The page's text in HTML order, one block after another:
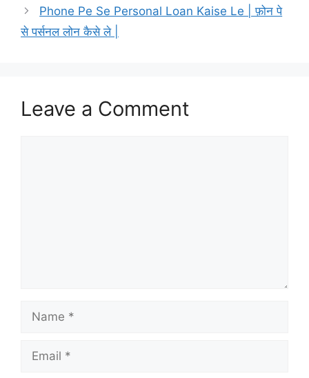
Phone Pe Se Personal Loan Kaise Le | फ़ोन पे
से पर्सनल लोन कैसे ले |
Leave a Comment
Name
Email